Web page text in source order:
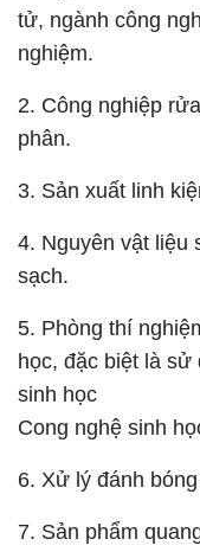
tử, ngành công
nghiệm.
2. Công nghiệp
phân.
3. Sản xuất linh
4. Nguyên vật liệu
sạch.
5. Phòng thí
học, đặc biệt là sử
sinh học
Cong nghệ sinh
6. Xử lý đánh
7. Sản phẩm